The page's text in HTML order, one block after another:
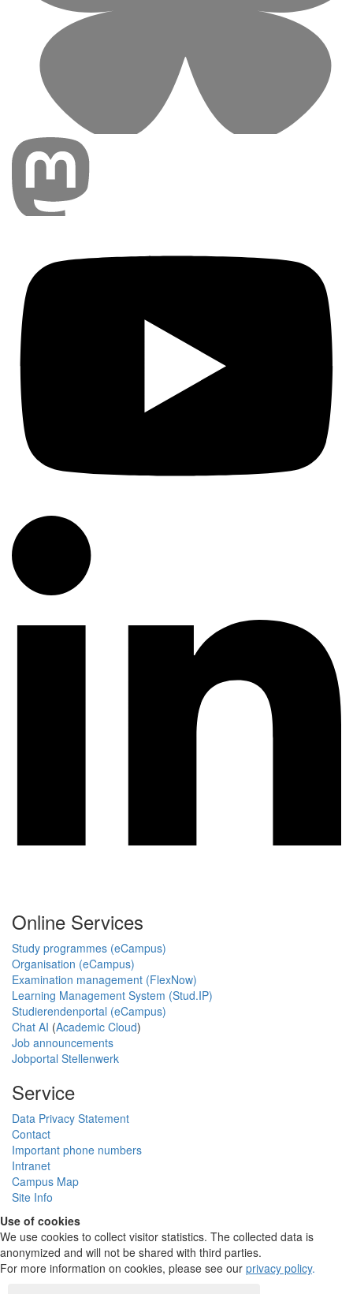
Online Services
Study programmes (eCampus)
Organisation (eCampus)
Examination management (FlexNow)
Learning Management System (Stud.IP)
Studierendenportal (eCampus)
Chat AI (Academic Cloud)
Job announcements
Jobportal Stellenwerk
Service
Data Privacy Statement
Contact
Important phone numbers
Intranet
Campus Map
Site Info
Use of cookies
We use cookies to collect visitor statistics. The collected data is
anonymized and will not be shared with third parties.
For more information on cookies, please see our privacy policy.